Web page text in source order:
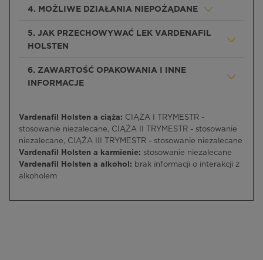
4. MOŻLIWE DZIAŁANIA NIEPOŻĄDANE
5. JAK PRZECHOWYWAĆ LEK VARDENAFIL
HOLSTEN
6. ZAWARTOŚĆ OPAKOWANIA I INNE
INFORMACJE
Vardenafil Holsten a ciąża: CIĄŻA I TRYMESTR -
stosowanie niezalecane, CIĄŻA II TRYMESTR - stosowanie
niezalecane, CIĄŻA III TRYMESTR - stosowanie niezalecane
Vardenafil Holsten a karmienie: stosowanie niezalecane
Vardenafil Holsten a alkohol: brak informacji o interakcji z
alkoholem